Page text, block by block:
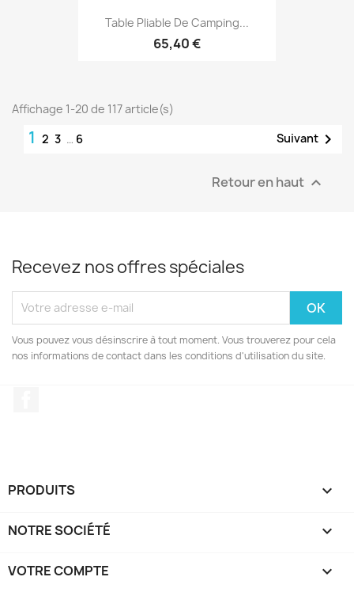
Table Pliable De Camping...
65,40 €
Affichage 1-20 de 117 article(s)
1 2 3 … 6 Suivant 
Retour en haut 
Recevez nos offres spéciales
Vous pouvez vous désinscrire à tout moment. Vous trouverez pour cela
nos informations de contact dans les conditions d'utilisation du site.
PRODUITS 
NOTRE SOCIÉTÉ 
VOTRE COMPTE 